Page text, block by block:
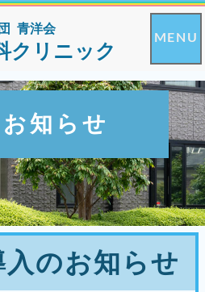
青洋会
クリニック
MENU
お知らせ
入のお知らせ